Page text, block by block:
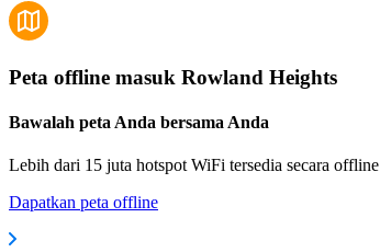
Peta offline masuk Rowland Heights
Bawalah peta Anda bersama Anda
Lebih dari 15 juta hotspot WiFi tersedia secara offline
Dapatkan peta offline